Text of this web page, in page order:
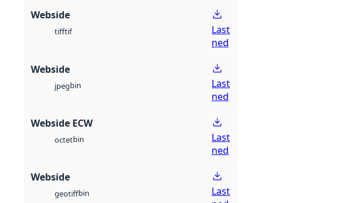
Webside
tifftif
Last
ned
Webside
jpegbin
Last
ned
Webside ECW
octetbin
Last
ned
Webside
geotiffbin
Last